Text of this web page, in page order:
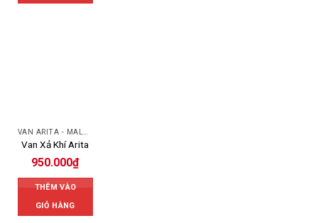
Van Xả Khí Arita
950.000₫
THÊM VÀO
GIỎ HÀNG